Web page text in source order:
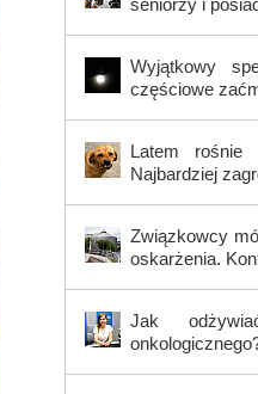
seniorzy i
Wyjątkowy
częściowe
Latem rośnie
Najbardziej
Związkowcy
oskarżenia.
Jak